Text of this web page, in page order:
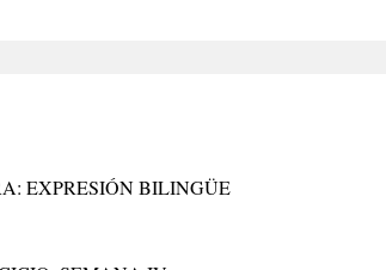
EXPRESIÓN BILINGÜE